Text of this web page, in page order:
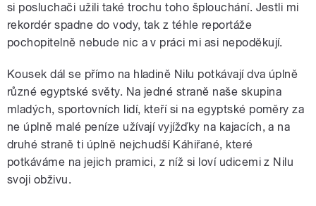
si posluchači užili také trochu toho šplouchání. Jestli mi
rekordér spadne do vody, tak z téhle reportáže
pochopitelně nebude nic a v práci mi asi nepoděkují.
Kousek dál se přímo na hladině Nilu potkávají dva úplně
různé egyptské světy. Na jedné straně naše skupina
mladých, sportovních lidí, kteří si na egyptské poměry za
ne úplně malé peníze užívají vyjížďky na kajacích, a na
druhé straně ti úplně nejchudší Káhiřané, které
potkáváme na jejich pramici, z níž si loví udicemi z Nilu
svoji obživu.